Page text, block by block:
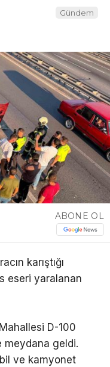
Gündem
ABONE OL
karıştığı
eseri yaralanan
D-100
meydana geldi.
ve kamyonet